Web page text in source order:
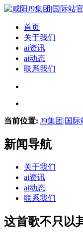
首页
关于我们
ai资讯
ai动态
联系我们
当前位置: J9集团|国际
新闻导航
关于我们
ai资讯
ai动态
联系我们
这首歌不只以